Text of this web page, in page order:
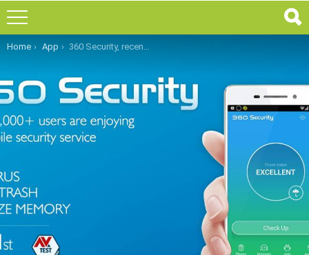
You are here:
Home App 360 Security, recensione completa dell’antivirus Android